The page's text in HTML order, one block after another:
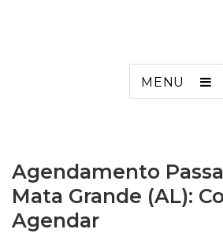
MENU
Agendamento
Mata Grande (AL):
Agendar